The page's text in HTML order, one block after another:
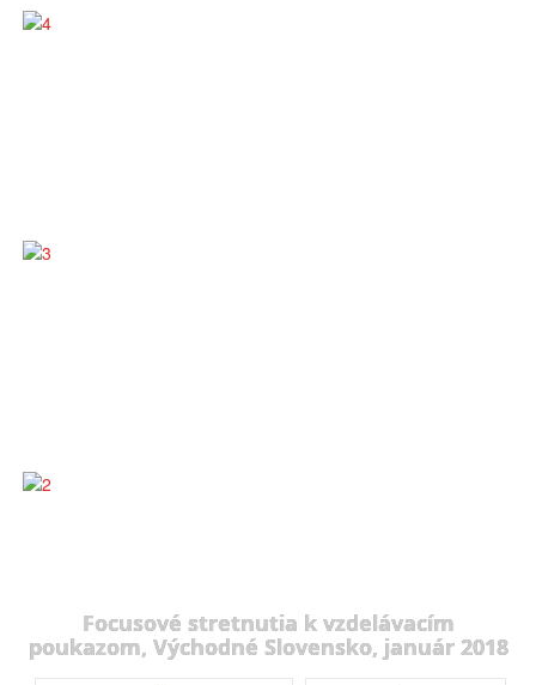
Focusové stretnutia k vzdelávacím
poukazom, Východné Slovensko, január 2018